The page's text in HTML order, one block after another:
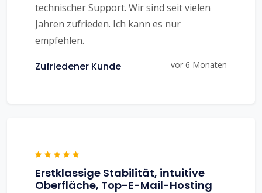
technischer Support. Wir sind seit vielen
Jahren zufrieden. Ich kann es nur
empfehlen.
Zufriedener Kunde vor 6 Monaten
Erstklassige Stabilität, intuitive
Oberfläche, Top-E-Mail-Hosting